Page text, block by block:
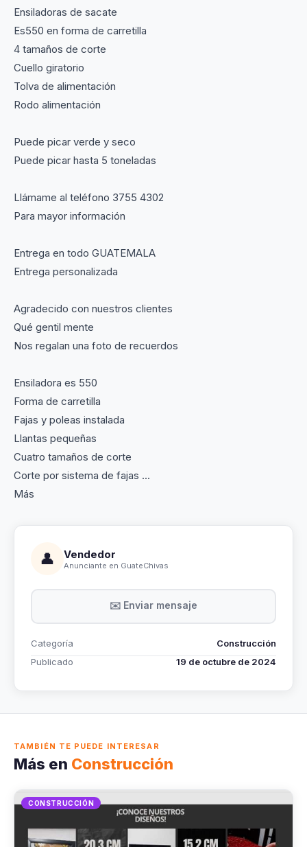
Ensiladoras de sacate
Es550 en forma de carretilla
4 tamaños de corte
Cuello giratorio
Tolva de alimentación
Rodo alimentación
Puede picar verde y seco
Puede picar hasta 5 toneladas
Llámame al teléfono 3755 4302
Para mayor información
Entrega en todo GUATEMALA
Entrega personalizada
Agradecido con nuestros clientes
Qué gentil mente
Nos regalan una foto de recuerdos
Ensiladora es 550
Forma de carretilla
Fajas y poleas instalada
Llantas pequeñas
Cuatro tamaños de corte
Corte por sistema de fajas ...
Más
👤 Vendedor
Anunciante en GuateChivas
✉️ Enviar mensaje
Categoría
Construcción
Publicado
19 de octubre de 2024
TAMBIÉN TE PUEDE INTERESAR
Más en Construcción
CONSTRUCCIÓN